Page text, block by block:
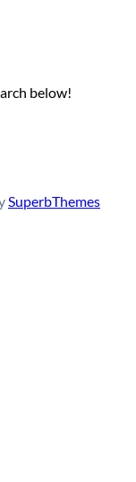
below!
SuperbThemes